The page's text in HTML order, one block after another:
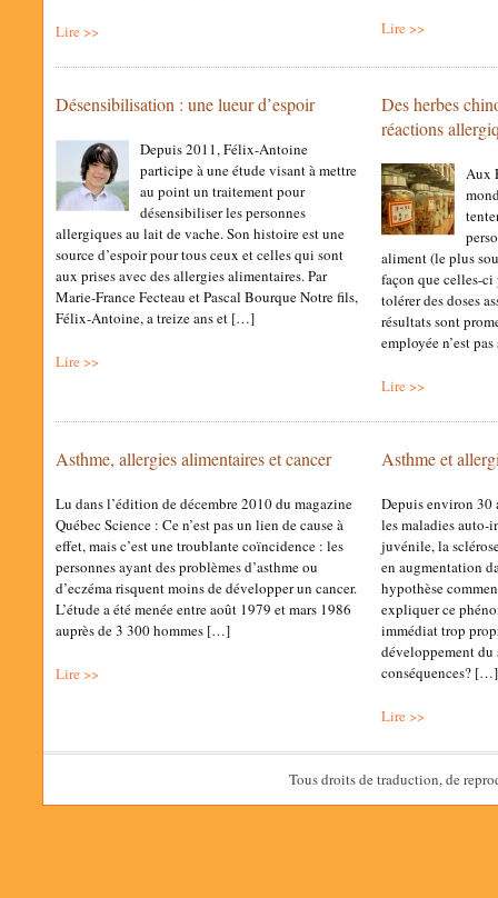
Lire >> Lire >>
Désensibilisation : une lueur d’espoir
Depuis 2011, Félix-Antoine
participe à une étude visant à mettre
au point un traitement pour
désensibiliser les personnes
allergiques au lait de vache. Son histoire est une
source d’espoir pour tous ceux et celles qui sont
aux prises avec des allergies alimentaires. Par
Marie-France Fecteau et Pascal Bourque Notre fils,
Félix-Antoine, a treize ans et […]
Lire >>
Des herbes
réactions
Aux
aliment (le plus
façon que celles-
tolérer des doses
résultats sont
employée n’est
Lire >>
Asthme, allergies alimentaires et cancer
Lu dans l’édition de décembre 2010 du magazine
Québec Science : Ce n’est pas un lien de cause à
effet, mais c’est une troublante coïncidence : les
personnes ayant des problèmes d’asthme ou
d’eczéma risquent moins de développer un cancer.
L’étude a été menée entre août 1979 et mars 1986
auprès de 3 300 hommes […]
Lire >>
Asthme et
Depuis environ 30
les maladies auto-
juvénile, la
en augmentation
hypothèse
expliquer ce
immédiat trop
développement
conséquences? […]
Lire >>
Tous droits de traduction, de